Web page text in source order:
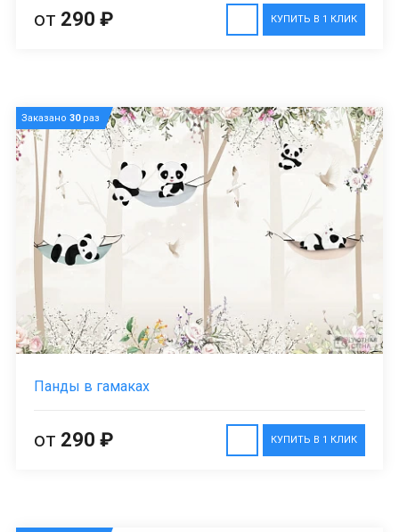
КУПИТЬ В 1 КЛИК
от 290 ₽
Заказано 30раз
Панды в гамаках
КУПИТЬ В 1 КЛИК
от 290 ₽